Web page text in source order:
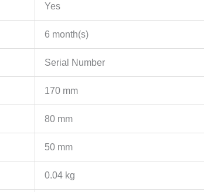
Yes
6 month(s)
Serial Number
170 mm
80 mm
50 mm
0.04 kg